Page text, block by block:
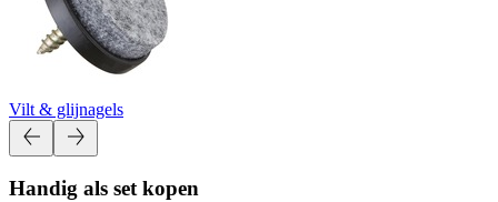
Vilt & glijnagels
Handig als set kopen